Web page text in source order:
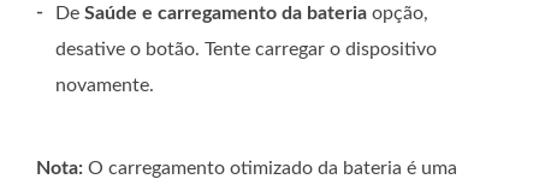
- De Saúde e carregamento da bateria opção,
desative o botão. Tente carregar o dispositivo
novamente.
Nota: O carregamento otimizado da bateria é uma